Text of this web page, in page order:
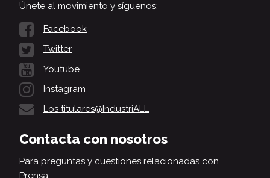
Únete al movimiento y síguenos:
Facebook
Twitter
Youtube
Instagram
Los titulares@IndustriALL
Contacta con nosotros
Para preguntas y cuestiones relacionadas con
Prensa: